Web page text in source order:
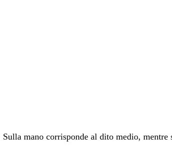
mano corrisponde al dito medio,